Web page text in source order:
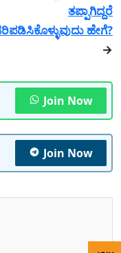
ತಪ್ಪಾಗಿದ್ದರೆ
ಹೇಗೆ?
→
Join Now
Join Now